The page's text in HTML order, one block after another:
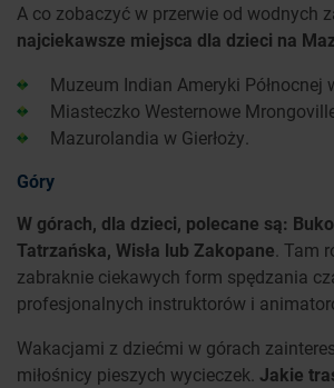
A co zobaczyć w przerwie od wodnych
najciekawsze miejsca dla dzieci na
Muzeum Indian Ameryki Północnej
Miasteczko Westernowe
Mazurolandia w Gierłoży.
Góry
W górach, dla dzieci, polecane są:
Tatrzańska, Wisła lub Zakopane. Tam
zabraknie ciekawych form spędzania
profesjonalnych instruktorów i
Wakacjami z dziećmi w górach
miłośnicy pieszych wycieczek. Jakie